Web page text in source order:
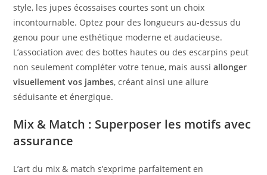
style, les jupes écossaises courtes sont un choix
incontournable. Optez pour des longueurs au-dessus du
genou pour une esthétique moderne et audacieuse.
L’association avec des bottes hautes ou des escarpins peut
non seulement compléter votre tenue, mais aussiallonger
visuellement vos jambes, créant ainsi une allure
séduisante et énergique.
Mix & Match : Superposer les motifs avec
assurance
L’art du mix & match s’exprime parfaitement en